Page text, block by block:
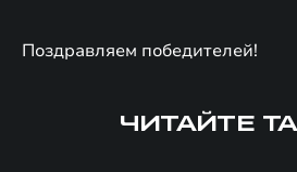
Поздравляем победителей!
ЧИТАЙТЕ